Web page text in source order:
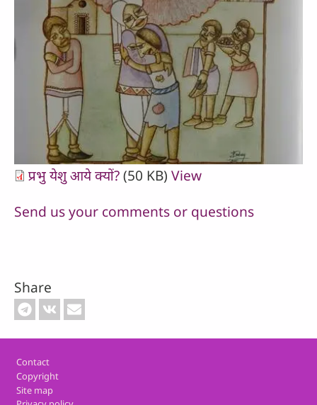
प्रभु येशु आये क्यों?(50 KB) View
Send us your comments or questions
Share
Footer
Contact
Copyright
Site map